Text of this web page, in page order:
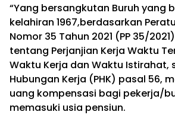
“Yang bersangkutan Buruh yang
kelahiran 1967,berdasarkan
Nomor 35 Tahun 2021 (PP 35/
tentang Perjanjian Kerja Waktu
Waktu Kerja dan Waktu Istirahat,
Hubungan Kerja (PHK) pasal 56,
uang kompensasi bagi pekerja/
memasuki usia pensiun.